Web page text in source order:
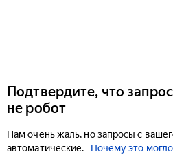
Подтвердите, что
не робот
Нам очень жаль, но запросы с
автоматические.
Почему это